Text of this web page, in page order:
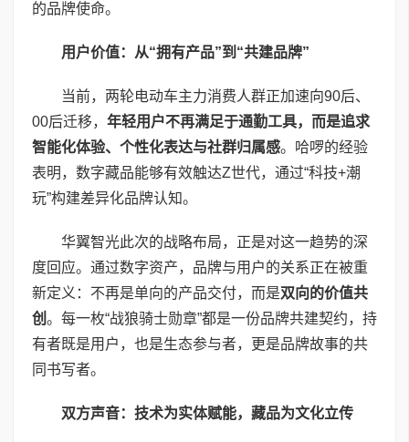
的品牌使命。
用户价值：从“拥有产品”到“共建品牌”
当前，两轮电动车主力消费人群正加速向90后、
00后迁移， 年轻用户不再满足于通勤工具，而是追求
智能化体验、个性化表达与社群归属感。哈啰的经验
表明，数字藏品能够有效触达Z世代，通过“科技+潮
玩”构建差异化品牌认知。
华翼智光此次的战略布局，正是对这一趋势的深
度回应。通过数字资产，品牌与用户的关系正在被重
新定义：不再是单向的产品交付，而是双向的价值共
创 。每一枚“战狼骑士勋章”都是一份品牌共建契约，持
有者既是用户，也是生态参与者，更是品牌故事的共
同书写者。
双方声音：技术为实体赋能，藏品为文化立传